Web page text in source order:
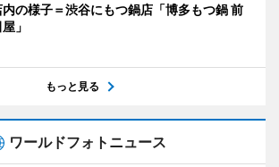
内の様子＝渋谷にもつ鍋店「博多もつ鍋 前
」
もっと見る
ワールドフォトニュース